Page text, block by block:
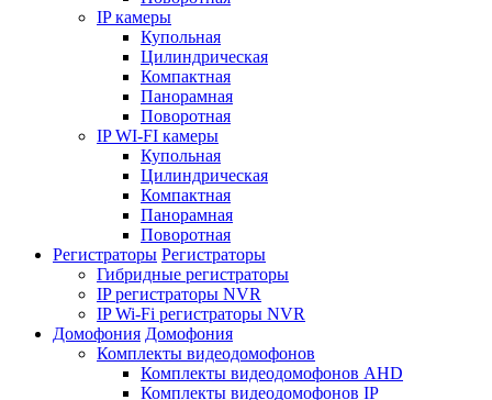
IP камеры
Купольная
Цилиндрическая
Компактная
Панорамная
Поворотная
IP WI-FI камеры
Купольная
Цилиндрическая
Компактная
Панорамная
Поворотная
Регистраторы Регистраторы
Гибридные регистраторы
IP регистраторы NVR
IP Wi-Fi регистраторы NVR
Домофония Домофония
Комплекты видеодомофонов
Комплекты видеодомофонов AHD
Комплекты видеодомофонов IP